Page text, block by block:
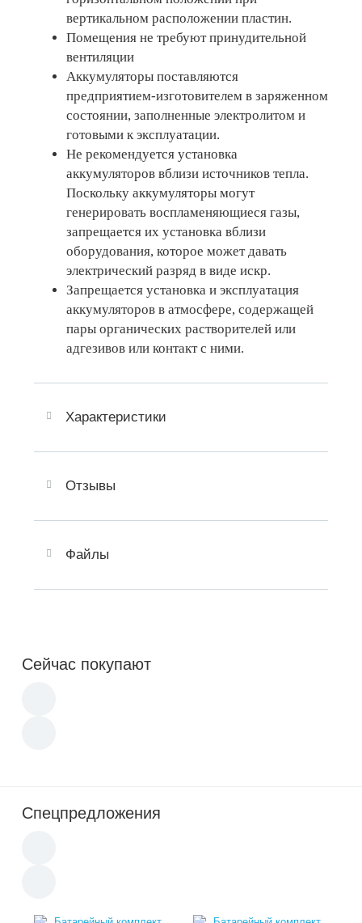
вертикальном расположении пластин.
Помещения не требуют принудительной
вентиляции
Аккумуляторы поставляются
предприятием-изготовителем в заряженном
состоянии, заполненные электролитом и
готовыми к эксплуатации.
Не рекомендуется установка
аккумуляторов вблизи источников тепла.
Поскольку аккумуляторы могут
генерировать воспламеняющиеся газы,
запрещается их установка вблизи
оборудования, которое может давать
электрический разряд в виде искр.
Запрещается установка и эксплуатация
аккумуляторов в атмосфере, содержащей
пары органических растворителей или
адгезивов или контакт с ними.
Характеристики
Отзывы
Файлы
Сейчас покупают
Спецпредложения